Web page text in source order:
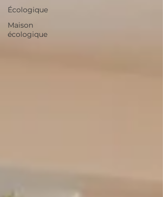
Écologique
Maison
écologique